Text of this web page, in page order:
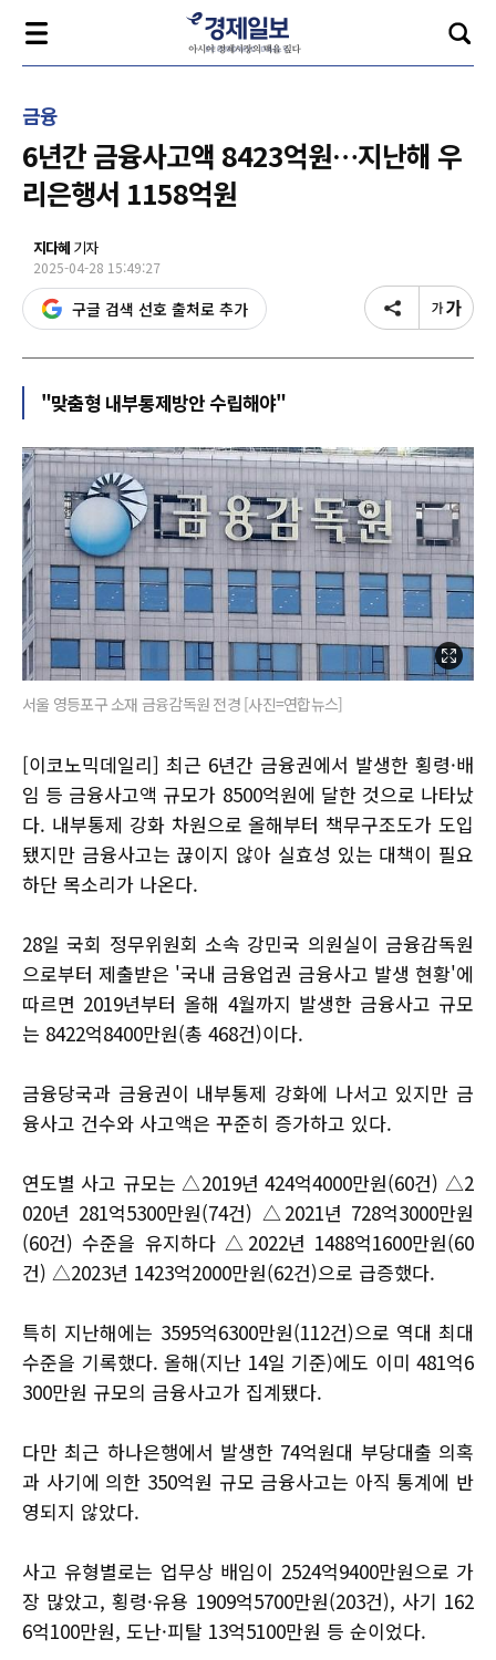
금융
6년간 금융사고액 8423억원…지난해 우
리은행서 1158억원
지다혜 기자
2025-04-28 15:49:27
구글 검색 선호 출처로 추가
"맞춤형 내부통제방안 수립해야"
서울 영등포구 소재 금융감독원 전경 [사진=연합뉴스]
[이코노믹데일리] 최근 6년간 금융권에서 발생한 횡령·배
임 등 금융사고액 규모가 8500억원에 달한 것으로 나타났
다. 내부통제 강화 차원으로 올해부터 책무구조도가 도입
됐지만 금융사고는 끊이지 않아 실효성 있는 대책이 필요
하단 목소리가 나온다.
28일 국회 정무위원회 소속 강민국 의원실이 금융감독원
으로부터 제출받은 '국내 금융업권 금융사고 발생 현황'에
따르면 2019년부터 올해 4월까지 발생한 금융사고 규모
는 8422억8400만원(총 468건)이다.
금융당국과 금융권이 내부통제 강화에 나서고 있지만 금
융사고 건수와 사고액은 꾸준히 증가하고 있다.
연도별 사고 규모는 △2019년 424억4000만원(60건) △2
020년 281억5300만원(74건) △2021년 728억3000만원
(60건) 수준을 유지하다 △2022년 1488억1600만원(60
건) △2023년 1423억2000만원(62건)으로 급증했다.
특히 지난해에는 3595억6300만원(112건)으로 역대 최대
수준을 기록했다. 올해(지난 14일 기준)에도 이미 481억6
300만원 규모의 금융사고가 집계됐다.
다만 최근 하나은행에서 발생한 74억원대 부당대출 의혹
과 사기에 의한 350억원 규모 금융사고는 아직 통계에 반
영되지 않았다.
사고 유형별로는 업무상 배임이 2524억9400만원으로 가
장 많았고, 횡령·유용 1909억5700만원(203건), 사기 162
6억100만원, 도난·피탈 13억5100만원 등 순이었다.